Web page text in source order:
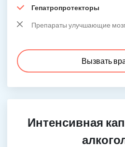
Гепатропротекторы
Препараты улучшающие
Вызвать
Интенсивная